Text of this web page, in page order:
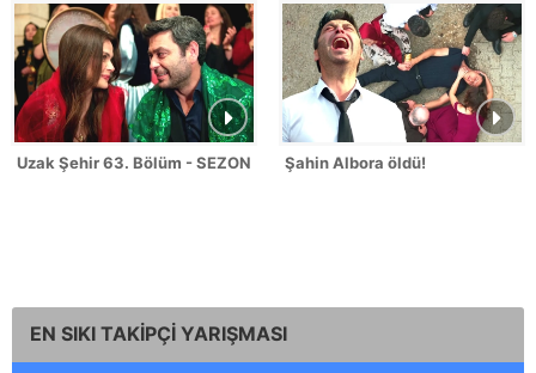
Uzak Şehir 63. Bölüm - SEZON FİNALİŞahin Albora öldü!
EN SIKI TAKİPÇİ YARIŞMASI